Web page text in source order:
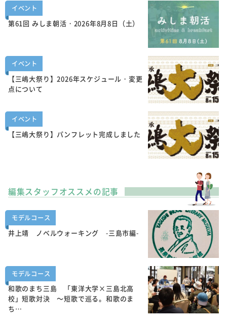
イベント
第61回 みしま朝活・2026年8月8日（土）
イベント
【三嶋大祭り】2026年スケジュール・変更
点について
イベント
【三嶋大祭り】パンフレット完成しました
編集スタッフオススメの記事
モデルコース
井上靖 ノベルウォーキング -三島市編-
モデルコース
和歌のまち三島 「東洋大学×三島北高
校」短歌対決 ～短歌で巡る。和歌のま
ち…